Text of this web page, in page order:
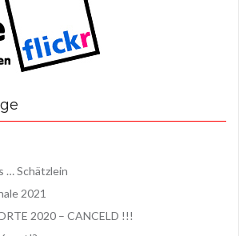
… Schätzlein
2021
2020 – CANCELD !!!